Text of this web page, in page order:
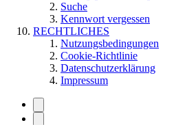
Suche
Kennwort vergessen
RECHTLICHES
Nutzungsbedingungen
Cookie-Richtlinie
Datenschutzerklärung
Impressum